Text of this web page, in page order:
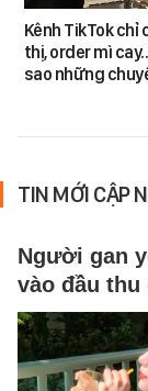
Kênh TikTok chỉ
thị, order mì
sao những
TIN MỚI CẬP
Người gan
vào đầu